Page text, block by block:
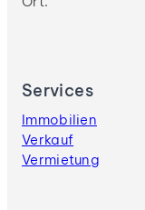
Services
Immobilien
Verkauf
Vermietung